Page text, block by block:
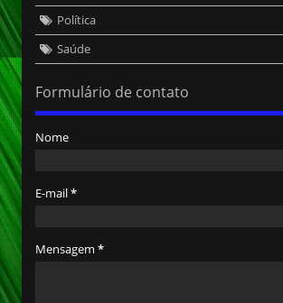
Política
Saúde
Formulário de contato
Nome
E-mail*
Mensagem *